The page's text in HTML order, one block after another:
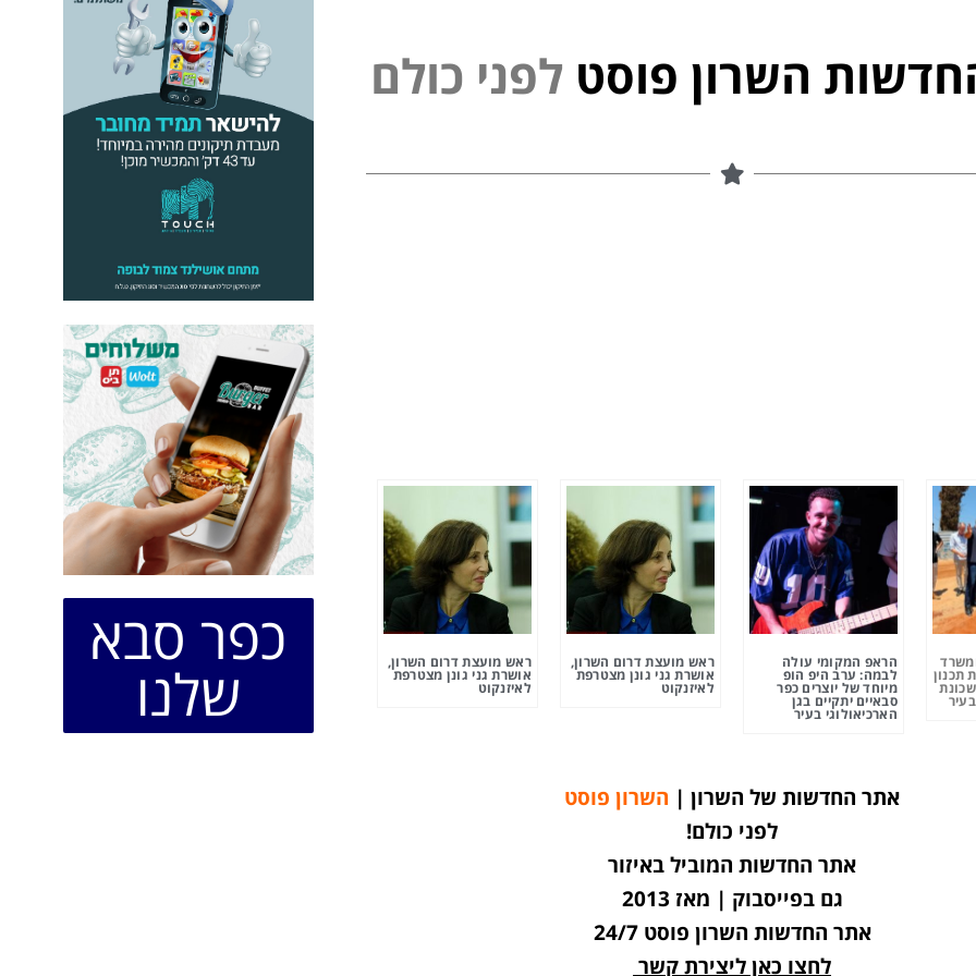
השרון פוסט לפני כולם
תכנון
הראפ המקומי עולה
לבמה: ערב היפ הופ
מיוחד של יוצרים כפר
סבאיים יתקיים בגן
הארכיאולוגי בעיר
ראש מועצת דרום השרון,
אושרת גני גונן מצטרפת
לאיזנקוט
ראש מועצת דרום השרון,
אושרת גני גונן מצטרפת
לאיזנקוט
כפר סבא
שלנו
אתר החדשות של השרון | השרון פוסט
לפני כולם!
אתר החדשות המוביל באיזור
גם בפייסבוק | מאז 2013
אתר החדשות השרון פוסט 24/7
לחצו כאן ליצירת קשר